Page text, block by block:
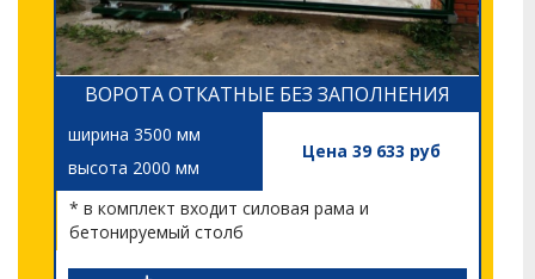
ВОРОТА ОТКАТНЫЕ БЕЗ ЗАПОЛНЕНИЯ
ширина 3500 мм
высота 2000 мм
Цена 39 633 руб
* в комплект входит силовая рама и
бетонируемый столб